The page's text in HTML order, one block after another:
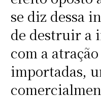
se diz dessa
de destruir a
com a
importadas,